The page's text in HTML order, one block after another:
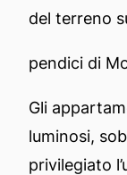
del terreno
pendici di
Gli
luminosi,
privilegiato